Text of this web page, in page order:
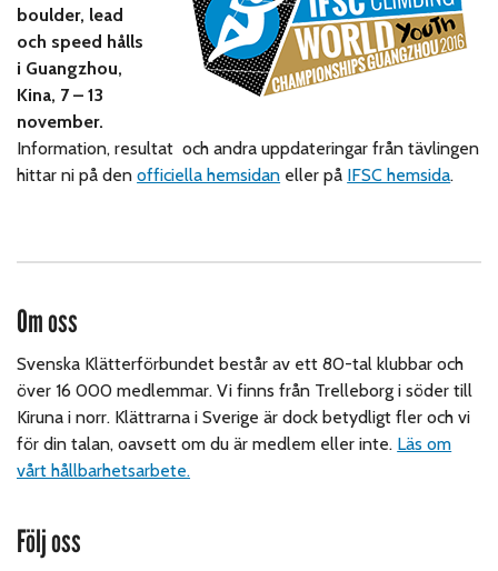
boulder, lead
och speed hålls
i Guangzhou,
Kina, 7 – 13
november.
Information, resultat och andra uppdateringar från tävlingen
hittar ni på denofficiella hemsidan eller på IFSC hemsida.
Om oss
Svenska Klätterförbundet består av ett 80-tal klubbar och
över 16 000 medlemmar. Vi finns från Trelleborg i söder till
Kiruna i norr. Klättrarna i Sverige är dock betydligt fler och vi
för din talan, oavsett om du är medlem eller inte. Läs om
vårt hållbarhetsarbete.
Följ oss